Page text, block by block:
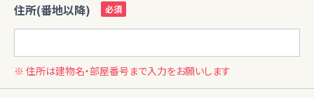
住所(番地以降)
※ 住所は建物名・部屋番号まで入力をお願いします